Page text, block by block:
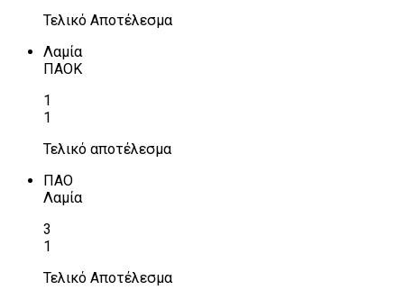
Τελικό Αποτέλεσμα
Λαμία
ΠΑΟΚ
1
1
Τελικό αποτέλεσμα
ΠΑΟ
Λαμία
3
1
Τελικό Αποτέλεσμα